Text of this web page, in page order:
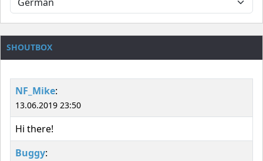
SHOUTBOX
NF_Mike:
13.06.2019 23:50
Hi there!
Buggy: